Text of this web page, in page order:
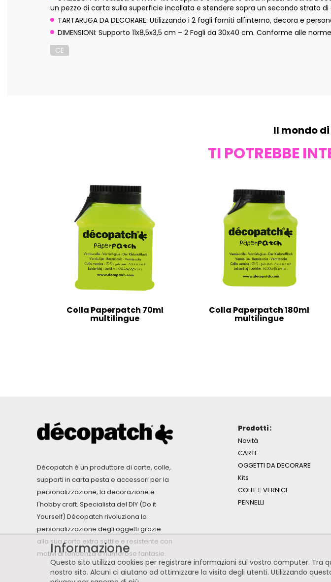
un pezzo di carta sulla superficie incollata e stendere sopra un secondo strato di
TARTARUGA DA DECORARE: Utilizzando i 2 fogli forniti all'interno, decora e
DIMENSIONI: Supporto 11x8,5x3,5 cm – 2 Fogli da 30x40 cm. Conforme alle
CE
Il mondo
TI POTREBBE
Colla Paperpatch 70ml
multilingue
Colla Paperpatch 180ml
multilingue
Décopatch è un produttore di carte, colle,
supporti in carta pesta e accessori per la
personalizzazione, la decorazione e
l'hobby craft. Specialista del DIY (Do it
Yourself) Décopatch rivoluziona la
personalizzazione degli oggetti grazie
alla sua carta extra sottile e resistente con
motivi di tendenza e numerose fantasie.
Prodotti :
Novità
CARTE
OGGETTI DA DECORARE
Kits
COLLE E VERNICI
PENNELLI
Informazione
Questo sito utilizza cookies per registrare informazioni sul vostro computer.
nostro sito. Alcuni ci aiutano ad ottimizzare la visita degli utenti. Utilizzando